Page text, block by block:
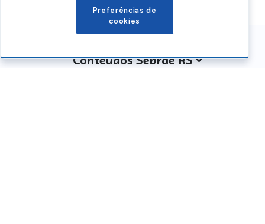
Conteúdos Sebrae RS
Preferências de
cookies